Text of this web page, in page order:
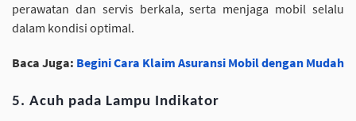
perawatan dan servis berkala, serta menjaga mobil selalu
dalam kondisi optimal.
Baca Juga: Begini Cara Klaim Asuransi Mobil dengan Mudah
5. Acuh pada Lampu Indikator